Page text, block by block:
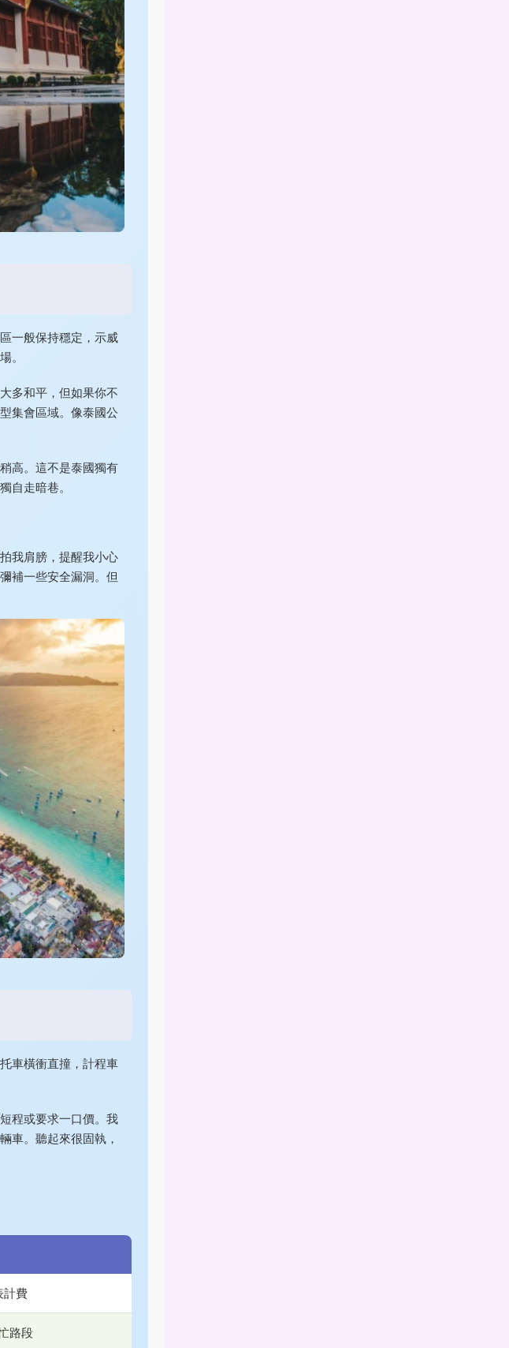
一般保持穩定，示威
。
多和平，但如果你不
集會區域。像泰國公
高。這不是泰國獨有
自走暗巷。
我肩膀，提醒我小心
補一些安全漏洞。但
車橫衝直撞，計程車
程或要求一口價。我
車。聽起來很固執，
計費
路段